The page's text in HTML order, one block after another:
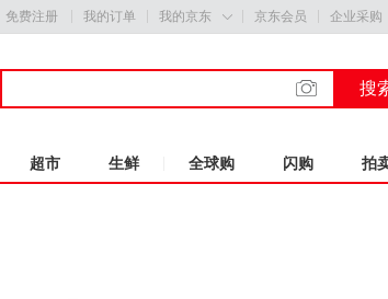
免费注册 我的订单 我的京东  京东会员 企业采购
搜
超市 生鲜 全球购 闪购 拍